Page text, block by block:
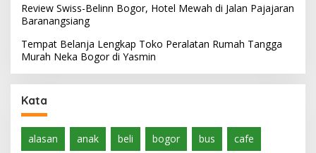
Review Swiss-Belinn Bogor, Hotel Mewah di Jalan Pajajaran
Baranangsiang
Tempat Belanja Lengkap Toko Peralatan Rumah Tangga
Murah Neka Bogor di Yasmin
Kata
alasan anak beli bogor bus cafe